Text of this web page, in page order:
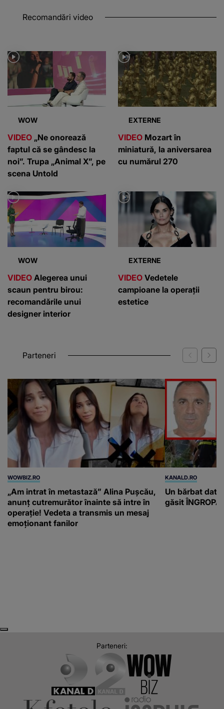
Recomandări video
WOW
VIDEO „Ne onorează
faptul că se gândesc la
noi”. Trupa „Animal X”, pe
scena Untold
EXTERNE
VIDEO Mozart în
miniatură, la aniversarea
cu numărul 270
WOW
VIDEO
scaun pentru birou:
recomandările unui
designer interior
EXTERNE
VIDEO Vedetele
campioane la operații
estetice
Parteneri
WOWBIZ.RO
„Am intrat în metastază” Alina Pușcău,
anunț cutremurător înainte să intre în
operație! Vedeta a transmis un mesaj
emoționant fanilor
KANALD.RO
Un bărbat dat
găsit
Parteneri: